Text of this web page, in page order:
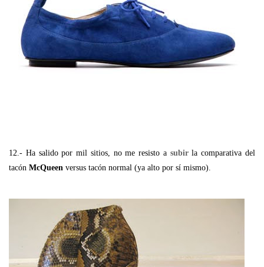
12.- Ha salido por mil sitios, no me resisto a subir la comparativa del
tacón McQueen versus tacón normal (ya alto por sí mismo).